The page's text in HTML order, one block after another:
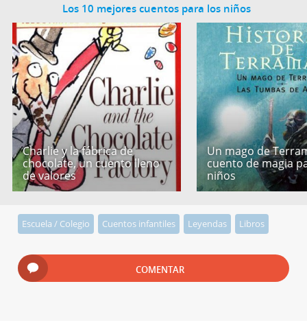
Los 10 mejores cuentos para los niños
Charlie y la fábrica de
chocolate, un cuento lleno
de valores
Un mago de
cuento de magia
niños
Escuela / Colegio Cuentos infantiles Leyendas Libros
COMENTAR